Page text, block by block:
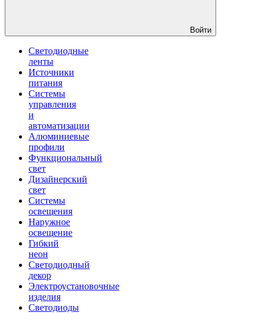
Войти
Светодиодные
ленты
Источники
питания
Системы
управления
и
автоматизации
Алюминиевые
профили
Функциональный
свет
Дизайнерский
свет
Системы
освещения
Наружное
освещение
Гибкий
неон
Светодиодный
декор
Электроустановочные
изделия
Светодиоды